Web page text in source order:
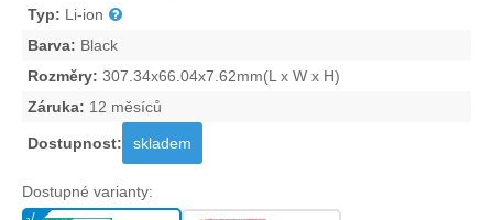
Typ: Li-ion
Barva: Black
Rozměry: 307.34x66.04x7.62mm(L x W x H)
Záruka: 12 měsíců
Dostupnost: skladem
Dostupné varianty: